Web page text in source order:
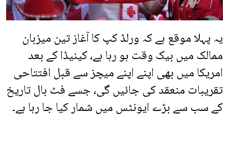
یہ پہلا موقع ہے کہ ورلڈ کپ کا آغاز تین میزبان
ممالک میں بیک وقت ہو رہا ہے، کینیڈا کے بعد
امریکا میں بھی اپنے اپنے میچز سے قبل افتتاحی
تقریبات منعقد کی جائیں گی، جسے فٹ بال تاریخ
کے سب سے بڑے ایونٹس میں شمار کیا جا رہا ہے۔